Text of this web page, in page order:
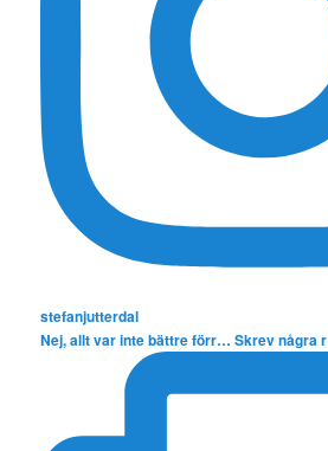
stefanjutterdal
Nej, allt var inte bättre förr… Skrev några r